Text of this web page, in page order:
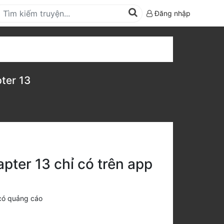
Đăng nhập
13
13 chỉ có trên app
quảng cáo